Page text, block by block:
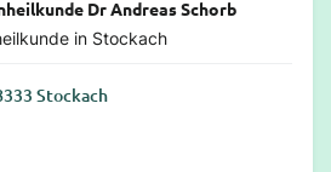
Dr Andreas Schorb
in Stockach
Stockach